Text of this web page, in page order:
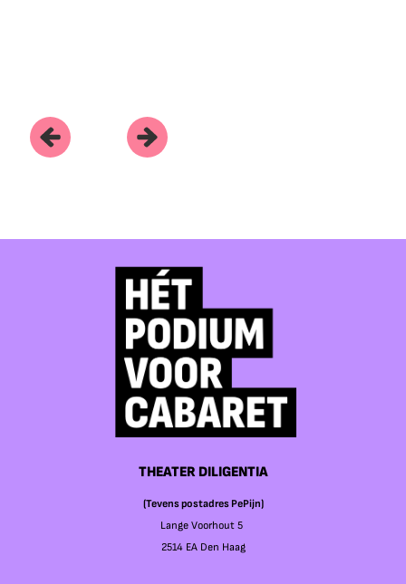
THEATER DILIGENTIA
(Tevens postadres PePijn)
Lange Voorhout 5
2514 EA Den Haag